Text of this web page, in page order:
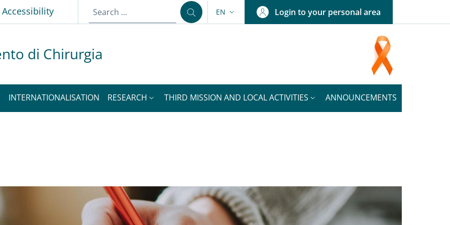
Accessibility LANGUAGE SWITCHER: CURRENT LANGUAGE
EN Login to your personal area
di Chirurgia
INTERNATIONALISATION RESEARCH THIRD MISSION AND LOCAL ACTIVITIES ANNOUNCEMENTS